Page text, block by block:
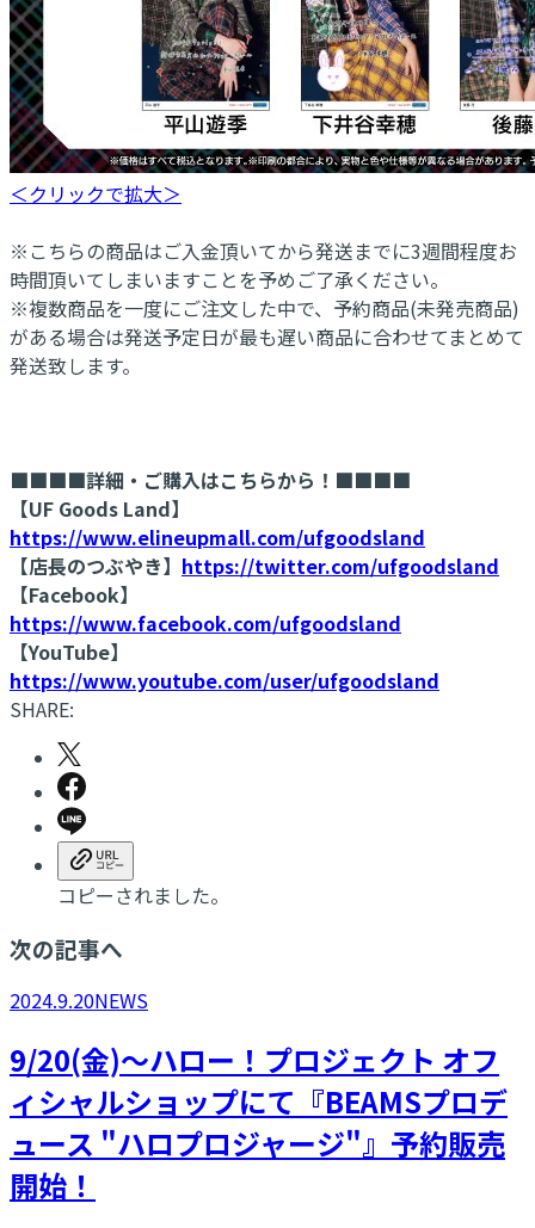
＜クリックで拡大＞
※こちらの商品はご入金頂いてから発送までに3週間程度お
時間頂いてしまいますことを予めご了承ください。
※複数商品を一度にご注文した中で、予約商品(未発売商品)
がある場合は発送予定日が最も遅い商品に合わせてまとめて
発送致します。
■■■■詳細・ご購入はこちらから！■■■■
【UF Goods Land】
https://www.elineupmall.com/ufgoodsland
【店長のつぶやき】 https://twitter.com/ufgoodsland
【Facebook】
https://www.facebook.com/ufgoodsland
【YouTube】
https://www.youtube.com/user/ufgoodsland
SHARE:
コピーされました。
次の記事へ
2024.9.20NEWS
9/20(金)～ハロー！プロジェクト オフ
ィシャルショップにて『BEAMSプロデ
ュース "ハロプロジャージ"』予約販売
開始！